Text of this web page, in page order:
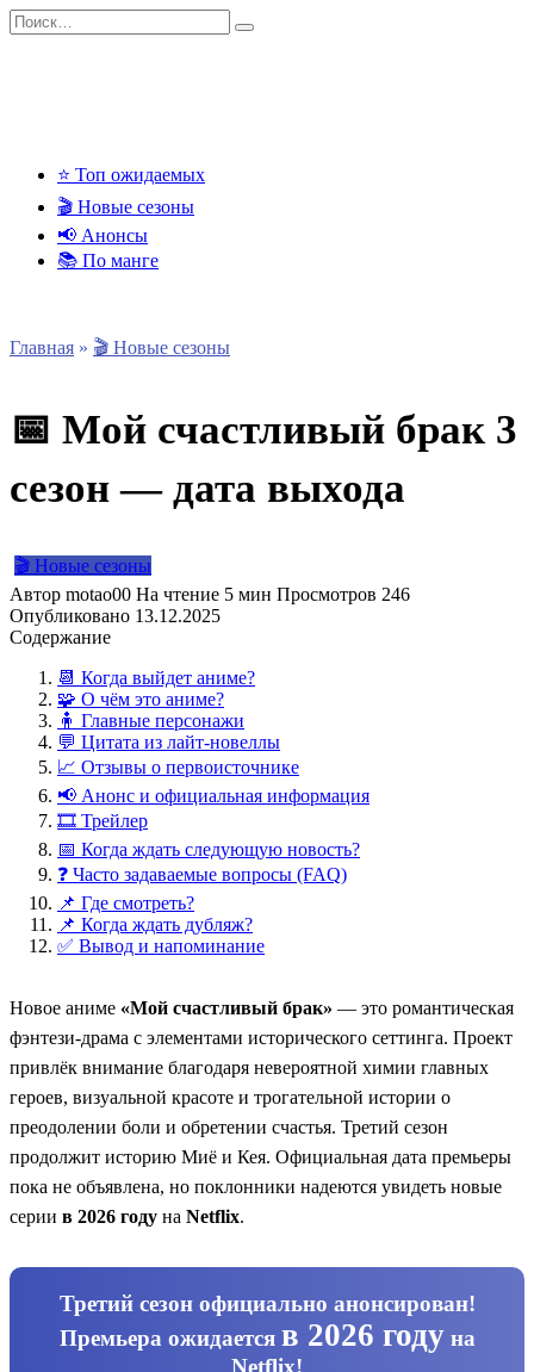
Перейти
к
Search
for:
⭐ Топ ожидаемых
🎬 Новые сезоны
📢 Анонсы
📚 По манге
Главная » 🎬 Новые сезоны
📅 Мой счастливый брак 3
сезон — дата выхода
🎬 Новые сезоны
Автор motao00 На чтение 5 мин Просмотров 246
Опубликовано 13.12.2025
Содержание
📆 Когда выйдет аниме?
🧩 О чём это аниме?
🧍 Главные персонажи
💬 Цитата из лайт-новеллы
📈 Отзывы о первоисточнике
📢 Анонс и официальная информация
🎞️ Трейлер
📅 Когда ждать следующую новость?
❓ Часто задаваемые вопросы (FAQ)
📌 Где смотреть?
📌 Когда ждать дубляж?
✅ Вывод и напоминание
Новое аниме «Мой счастливый брак» — это романтическая
фэнтези-драма с элементами исторического сеттинга. Проект
привлёк внимание благодаря невероятной химии главных
героев, визуальной красоте и трогательной истории о
преодолении боли и обретении счастья. Третий сезон
продолжит историю Миё и Кея. Официальная дата премьеры
пока не объявлена, но поклонники надеются увидеть новые
серии в 2026 году на Netflix.
Третий сезон официально анонсирован!
Премьера ожидается в 2026 годуна
Netflix!